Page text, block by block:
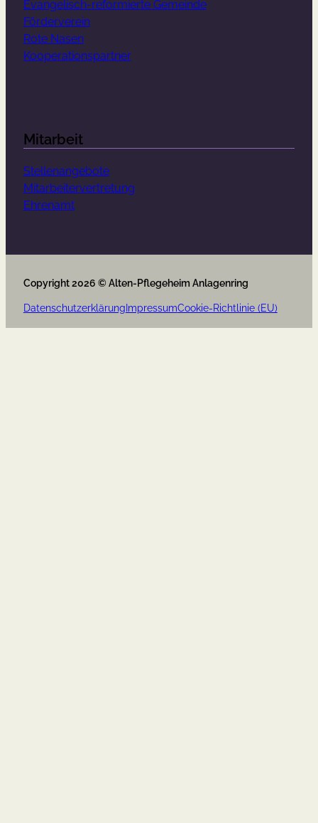
Evangelisch-reformierte Gemeinde
Förderverein
Rote Nasen
Kooperationspartner
Mitarbeit
Stellenangebote
Mitarbeitervertretung
Ehrenamt
Copyright 2026 © Alten-Pflegeheim Anlagenring
Datenschutzerklärung ImpressumCookie-Richtlinie (EU)